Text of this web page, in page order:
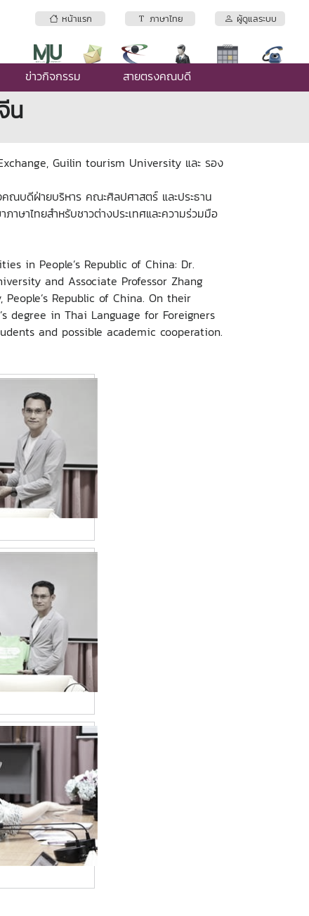
หน้าแรก ภาษาไทย ผู้ดูแลระบบ
ข่าวกิจกรรม สายตรงคณบดี
น
Guilin tourism University และ รอง
คณบดีฝ่ายบริหาร คณะศิลปศาสตร์ และประธาน
ษาไทยสำหรับชาวต่างประเทศและความร่วมมือ
in People’s Republic of China: Dr.
and Associate Professor Zhang
Republic of China. On their
degree in Thai Language for Foreigners
and possible academic cooperation.